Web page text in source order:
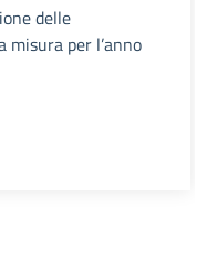
delle
misura per l’anno